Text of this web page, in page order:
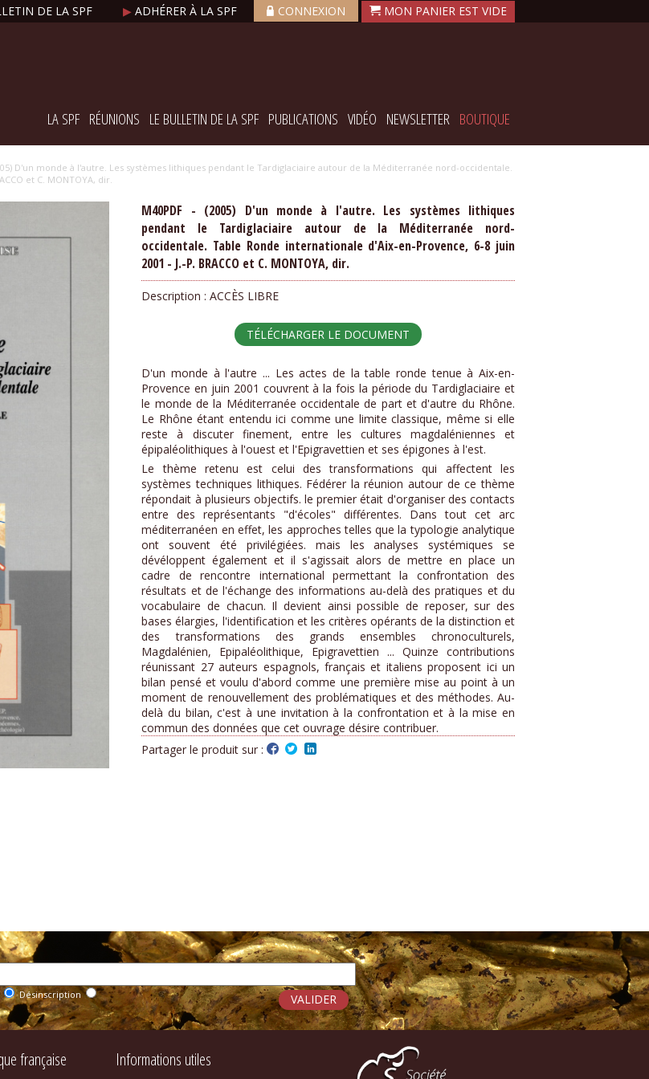
DE LA SPF ▶ ADHÉRER À LA SPF CONNEXION
LA SPF RÉUNIONS LE BULLETIN DE LA SPF PUBLICATIONS VIDÉO NEWSLETTER BOUTIQUE
D'un monde à l'autre. Les systèmes lithiques pendant le Tardiglaciaire autour de la Méditerranée nord-occidentale.
et C. MONTOYA, dir.
M40PDF - (2005) D'un monde à l'autre. Les systèmes lithiques
pendant le Tardiglaciaire autour de la Méditerranée nord-
occidentale. Table Ronde internationale d'Aix-en-Provence, 6-8 juin
2001 - J.-P. BRACCO et C. MONTOYA, dir.
Description :ACCÈS LIBRE
TÉLÉCHARGER LE DOCUMENT
D'un monde à l'autre ... Les actes de la table ronde tenue à Aix-en-
Provence en juin 2001 couvrent à la fois la période du Tardiglaciaire et
le monde de la Méditerranée occidentale de part et d'autre du Rhône.
Le Rhône étant entendu ici comme une limite classique, même si elle
reste à discuter finement, entre les cultures magdaléniennes et
épipaléolithiques à l'ouest et l'Epigravettien et ses épigones à l'est.
Le thème retenu est celui des transformations qui affectent les
systèmes techniques lithiques. Fédérer la réunion autour de ce thème
répondait à plusieurs objectifs. le premier était d'organiser des contacts
entre des représentants "d'écoles" différentes. Dans tout cet arc
méditerranéen en effet, les approches telles que la typologie analytique
ont souvent été privilégiées. mais les analyses systémiques se
dévéloppent également et il s'agissait alors de mettre en place un
cadre de rencontre international permettant la confrontation des
résultats et de l'échange des informations au-delà des pratiques et du
vocabulaire de chacun. Il devient ainsi possible de reposer, sur des
bases élargies, l'identification et les critères opérants de la distinction et
des transformations des grands ensembles chronoculturels,
Magdalénien, Epipaléolithique, Epigravettien ... Quinze contributions
réunissant 27 auteurs espagnols, français et italiens proposent ici un
bilan pensé et voulu d'abord comme une première mise au point à un
moment de renouvellement des problématiques et des méthodes. Au-
delà du bilan, c'est à une invitation à la confrontation et à la mise en
commun des données que cet ouvrage désire contribuer.
Partager le produit sur :
Désinscription
française Informations utiles